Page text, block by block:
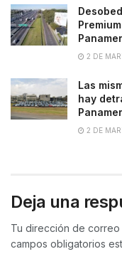
2 DE
Las
hay
2 DE
Deja una
Tu dirección de
campos obligatorios